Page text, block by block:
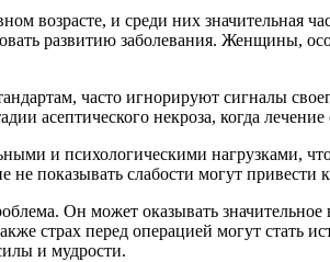
возрасте, и среди них значительная
развитию заболевания. Женщины,
часто игнорируют сигналы
асептического некроза, когда
и психологическими нагрузками,
слабости могут привести
Он может оказывать
страх перед операцией могут стать
и мудрости.